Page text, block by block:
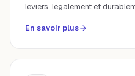
leviers, légalement et
En savoir plus